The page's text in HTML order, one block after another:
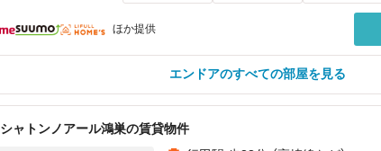
ほか提供
エンドアのすべての部屋を見る
シャトンノアール鴻巣の賃貸物件